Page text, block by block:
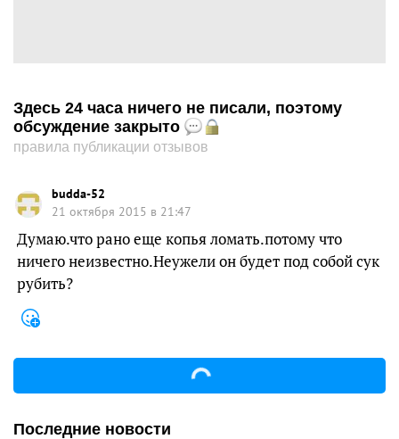
Здесь 24 часа ничего не писали, поэтому
обсуждение закрыто
правила публикации отзывов
budda-52
21 октября 2015 в 21:47
Думаю.что рано еще копья ломать.потому что
ничего неизвестно.Неужели он будет под собой сук
рубить?
Последние новости